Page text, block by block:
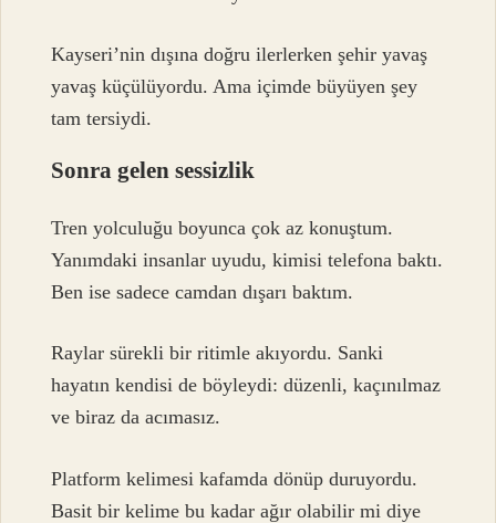
Kayseri’nin dışına doğru ilerlerken şehir yavaş
yavaş küçülüyordu. Ama içimde büyüyen şey
tam tersiydi.
Sonra gelen sessizlik
Tren yolculuğu boyunca çok az konuştum.
Yanımdaki insanlar uyudu, kimisi telefona baktı.
Ben ise sadece camdan dışarı baktım.
Raylar sürekli bir ritimle akıyordu. Sanki
hayatın kendisi de böyleydi: düzenli, kaçınılmaz
ve biraz da acımasız.
Platform kelimesi kafamda dönüp duruyordu.
Basit bir kelime bu kadar ağır olabilir mi diye